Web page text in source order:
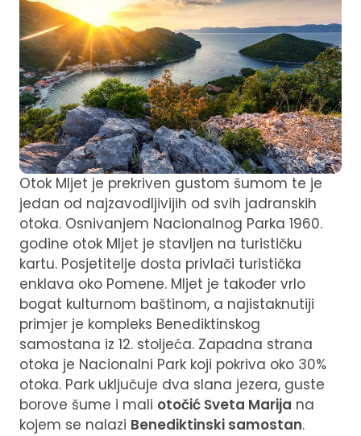
Otok Mljet je prekriven gustom šumom te je
jedan od najzavodljivijih od svih jadranskih
otoka. Osnivanjem Nacionalnog Parka 1960.
godine otok Mljet je stavljen na turističku
kartu. Posjetitelje dosta privlači turistička
enklava oko Pomene. Mljet je također vrlo
bogat kulturnom baštinom, a najistaknutiji
primjer je kompleks Benediktinskog
samostana iz 12. stoljeća. Zapadna strana
otoka je Nacionalni Park koji pokriva oko 30%
otoka. Park uključuje dva slana jezera, guste
borove šume i mali otočić Sveta Marija na
kojem se nalazi Benediktinski samostan.